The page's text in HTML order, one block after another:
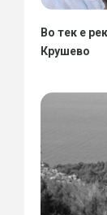
Во тек е
Крушево